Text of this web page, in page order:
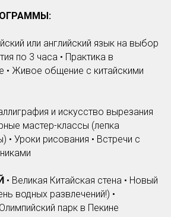
или английский язык на выбор
по 3 часа • Практика в
• Живое общение с китайскими
и искусство вырезания
мастер-классы (лепка
• Уроки рисования • Встречи с
• Великая Китайская стена • Новый
водных развлечений!) •
парк в Пекине